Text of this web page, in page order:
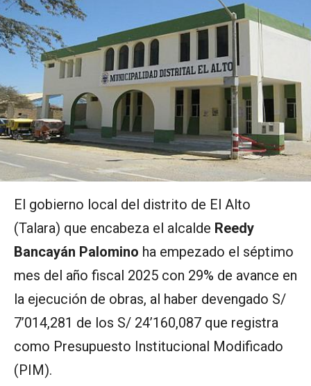
El gobierno local del distrito de El Alto
(Talara) que encabeza el alcalde Reedy
Bancayán Palomino ha empezado el séptimo
mes del año fiscal 2025 con 29% de avance en
la ejecución de obras, al haber devengado S/
7’014,281 de los S/ 24’160,087 que registra
como Presupuesto Institucional Modificado
(PIM).